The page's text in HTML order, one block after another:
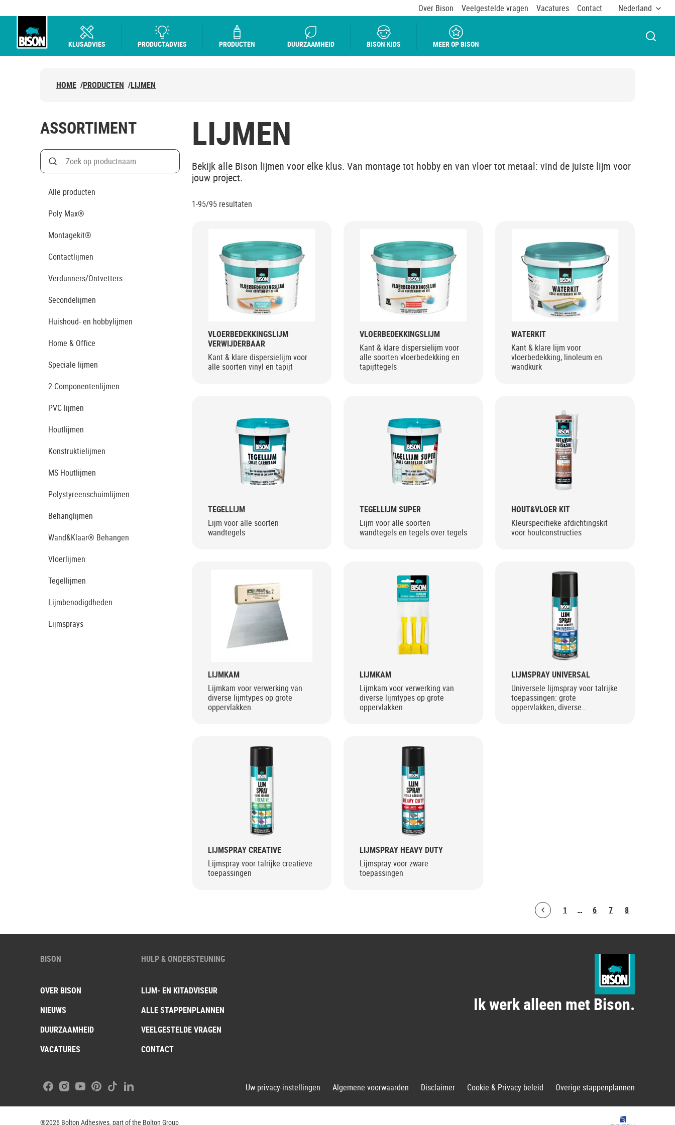
Over Bison Veelgestelde vragen Vacatures Contact Nederland
KLUSADVIES PRODUCTADVIES PRODUCTEN DUURZAAMHEID BISON KIDS MEER OP BISON
HOME /PRODUCTEN /LIJMEN
ASSORTIMENT
Search
Zoek op productnaam
Alle producten
Poly Max®
Montagekit®
Contactlijmen
Verdunners/Ontvetters
Secondelijmen
Huishoud- en hobbylijmen
Home & Office
Speciale lijmen
2-Componentenlijmen
PVC lijmen
Houtlijmen
Konstruktielijmen
MS Houtlijmen
Polystyreenschuimlijmen
Behanglijmen
Wand&Klaar® Behangen
Vloerlijmen
Tegellijmen
Lijmbenodigdheden
Lijmsprays
LIJMEN
Bekijk alle Bison lijmen voor elke klus. Van montage tot hobby en van vloer tot metaal: vind de juiste lijm voor
jouw project.
1-95/95 resultaten
VLOERBEDEKKINGSLIJM
VERWIJDERBAAR
Kant & klare dispersielijm voor
alle soorten vinyl en tapijt
VLOERBEDEKKINGSLIJM
Kant & klare dispersielijm voor
alle soorten vloerbedekking en
tapijttegels
WATERKIT
Kant & klare lijm voor
vloerbedekking, linoleum en
wandkurk
TEGELLIJM
Lijm voor alle soorten
wandtegels
TEGELLIJM SUPER
Lijm voor alle soorten
wandtegels en tegels over tegels
HOUT&VLOER KIT
Kleurspecifieke afdichtingskit
voor houtconstructies
LIJMKAM
Lijmkam voor verwerking van
diverse lijmtypes op grote
oppervlakken
LIJMKAM
Lijmkam voor verwerking van
diverse lijmtypes op grote
oppervlakken
LIJMSPRAY UNIVERSAL
Universele lijmspray voor talrijke
toepassingen: grote
oppervlakken, diverse
LIJMSPRAY CREATIVE
Lijmspray voor talrijke creatieve
toepassingen
LIJMSPRAY HEAVY DUTY
Lijmspray voor zware
toepassingen
Bolton.ArticleList.PreviousPage 1 … 6 7 8
BISON
OVER BISON
NIEUWS
DUURZAAMHEID
VACATURES
HULP & ONDERSTEUNING
LIJM- EN KITADVISEUR
ALLE STAPPENPLANNEN
VEELGESTELDE VRAGEN
CONTACT
Ik werk alleen met Bison.
Facebook
Instagram
YoutubePinterest
TiktokLinkedIn Uw privacy-instellingen Algemene voorwaarden Disclaimer Cookie & Privacy beleid Overige stappenplannen
®2026 Bolton Adhesives, part of the Bolton Group Bolton Group